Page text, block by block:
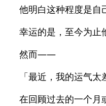
他明白这种程度是自
幸运的是，至今为止
然而——
「最近，我的运气太
在回顾过去的一个月